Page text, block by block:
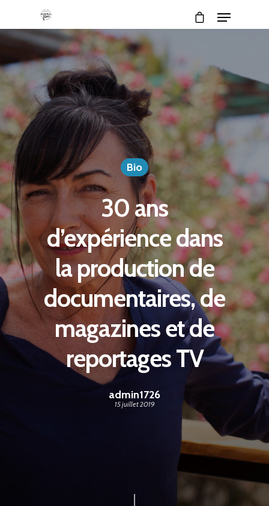
Bio
30 ans
d’expérience dans
la production de
documentaires, de
magazines et de
reportages TV
admin1726
15 juillet 2019